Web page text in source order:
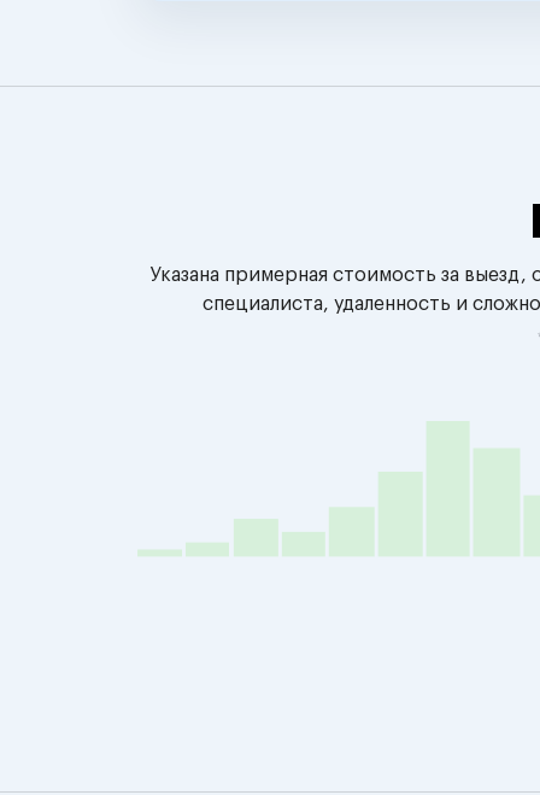
Указана примерная стоимость за
специалиста, удаленность и